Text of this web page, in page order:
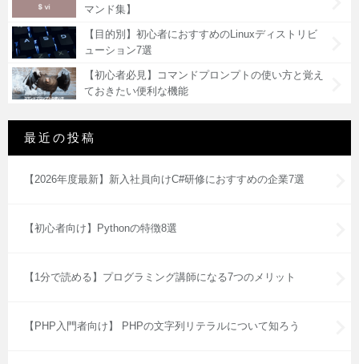
マンド集】
【目的別】初心者におすすめのLinuxディストリビ
ューション7選
【初心者必見】コマンドプロンプトの使い方と覚え
ておきたい便利な機能
最近の投稿
【2026年度最新】新入社員向けC#研修におすすめの企業7選
【初心者向け】Pythonの特徴8選
【1分で読める】プログラミング講師になる7つのメリット
【PHP入門者向け】 PHPの文字列リテラルについて知ろう